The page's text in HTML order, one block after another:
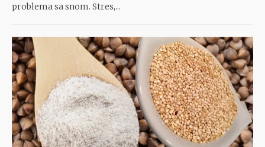
problema sa snom. Stres,...